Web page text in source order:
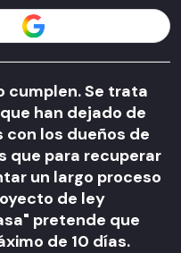
cumplen. Se trata
han dejado de
los dueños de
que para recuperar
un largo proceso
de ley
pretende que
de 10 días.